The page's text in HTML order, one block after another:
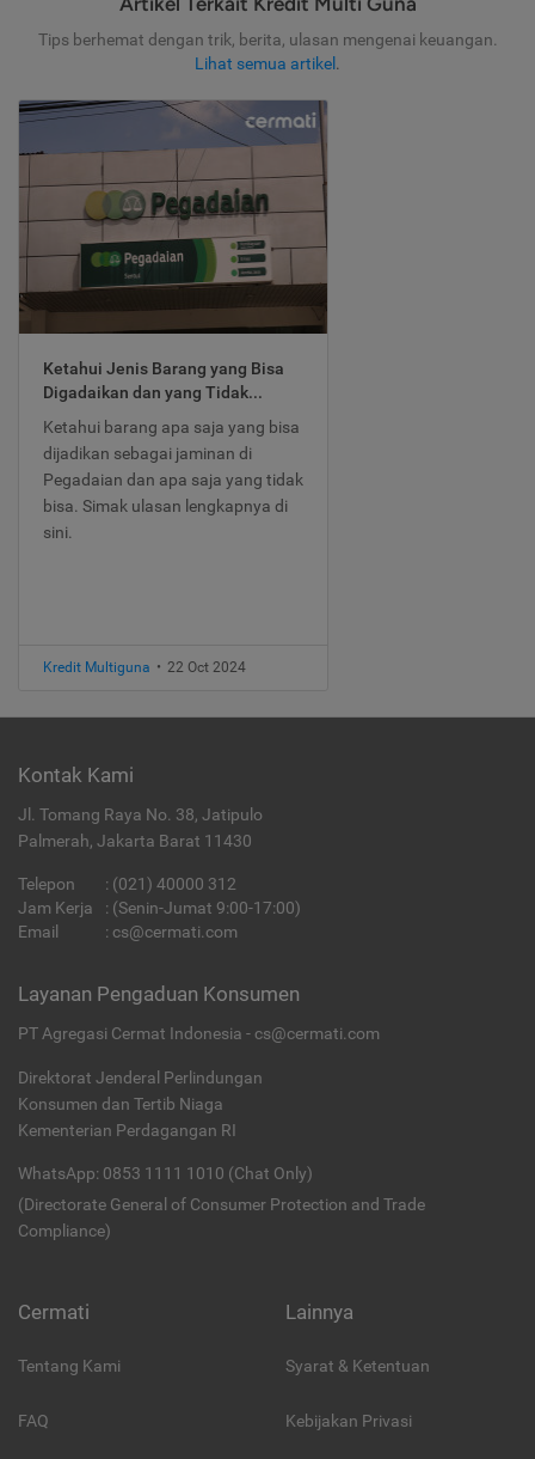
Tips berhemat dengan trik, berita, ulasan mengenai keuangan.
Lihat semua artikel .
Ketahui Jenis Barang yang Bisa
Digadaikan dan yang Tidak...
Ketahui barang apa saja yang bisa
dijadikan sebagai jaminan di
Pegadaian dan apa saja yang tidak
bisa. Simak ulasan lengkapnya di
sini.
Kredit Multiguna • 22 Oct 2024
Kontak Kami
Jl. Tomang Raya No. 38, Jatipulo
Palmerah, Jakarta Barat 11430
Telepon : (021) 40000 312
Jam Kerja
: (Senin-Jumat 9:00-17:00)
Email
: cs@cermati.com
Layanan Pengaduan Konsumen
PT Agregasi Cermat Indonesia - cs@cermati.com
Direktorat Jenderal Perlindungan
Konsumen dan Tertib Niaga
Kementerian Perdagangan RI
WhatsApp: 0853 1111 1010 (Chat Only)
(Directorate General of Consumer Protection and Trade
Compliance)
Cermati
Tentang Kami
FAQ
Lainnya
Syarat & Ketentuan
Kebijakan Privasi